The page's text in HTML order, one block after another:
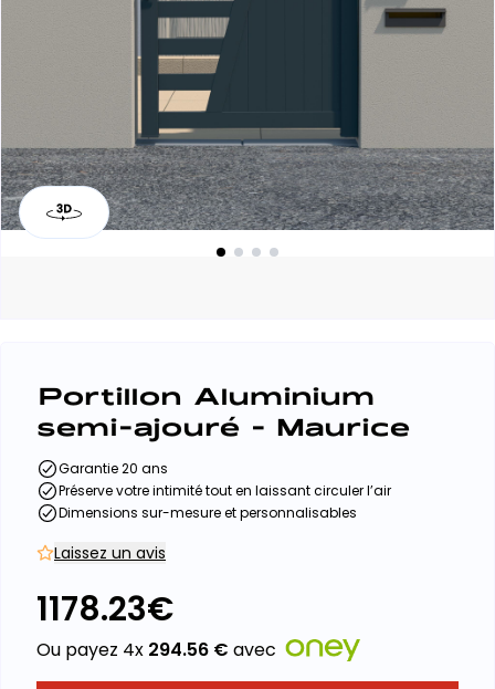
Portillon Aluminium
semi-ajouré - Maurice
Garantie 20 ans
Préserve votre intimité tout en laissant circuler l’air
Dimensions sur-mesure et personnalisables
Laissez un avis
1178.23€
Ou payez 4x 294.56 € avec